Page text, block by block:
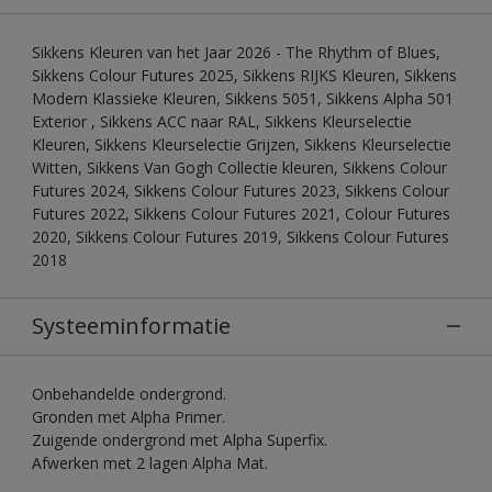
Sikkens Kleuren van het Jaar 2026 - The Rhythm of Blues,
Sikkens Colour Futures 2025, Sikkens RIJKS Kleuren, Sikkens
Modern Klassieke Kleuren, Sikkens 5051, Sikkens Alpha 501
Exterior , Sikkens ACC naar RAL, Sikkens Kleurselectie
Kleuren, Sikkens Kleurselectie Grijzen, Sikkens Kleurselectie
Witten, Sikkens Van Gogh Collectie kleuren, Sikkens Colour
Futures 2024, Sikkens Colour Futures 2023, Sikkens Colour
Futures 2022, Sikkens Colour Futures 2021, Colour Futures
2020, Sikkens Colour Futures 2019, Sikkens Colour Futures
2018
Systeeminformatie
Onbehandelde ondergrond.
Gronden met Alpha Primer.
Zuigende ondergrond met Alpha Superfix.
Afwerken met 2 lagen Alpha Mat.